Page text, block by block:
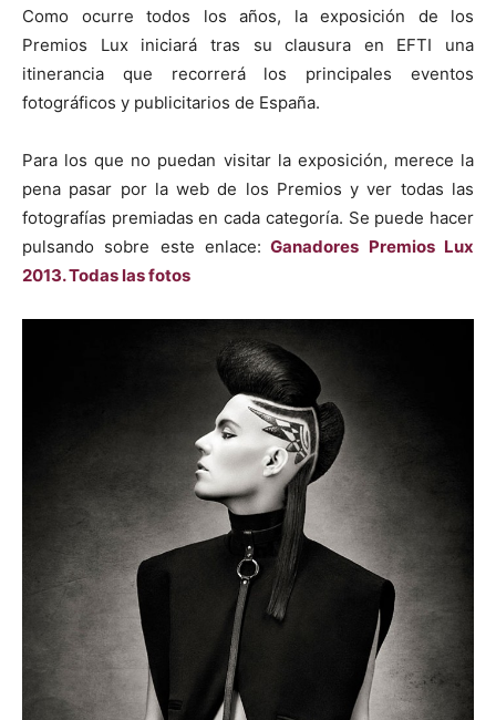
Como ocurre todos los años, la exposición de los
Premios Lux iniciará tras su clausura en EFTI una
itinerancia que recorrerá los principales eventos
fotográficos y publicitarios de España.
Para los que no puedan visitar la exposición, merece la
pena pasar por la web de los Premios y ver todas las
fotografías premiadas en cada categoría. Se puede hacer
pulsando sobre este enlace: Ganadores Premios Lux
2013. Todas las fotos